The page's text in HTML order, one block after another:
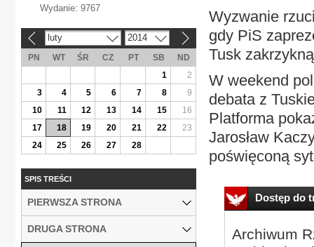
Wyzwanie
gdy PiS
Tusk
W weekend
debata z
Platforma
Jarosław
poświęconą
Dostęp do
Archiwum
Wydanie: 9767
luty 2014
PN WT ŚR CZ PT SB
ND
1
2
3
4 5 6 7 8
9
10
11 12 13 14 15
16
17
18 19 20 21 22
23
24
25 26 27 28
SPIS TREŚCI
PIERWSZA STRONA
DRUGA STRONA